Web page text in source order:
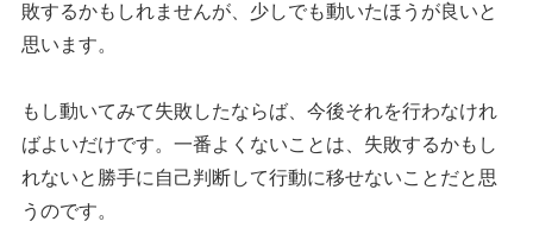
敗するかもしれませんが、少しでも動いたほうが良いと
思います。
もし動いてみて失敗したならば、今後それを行わなけれ
ばよいだけです。一番よくないことは、失敗するかもし
れないと勝手に自己判断して行動に移せないことだと思
うのです。